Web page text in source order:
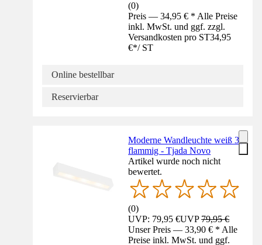
(0)
Preis — 34,95 € * Alle Preise
inkl. MwSt. und ggf. zzgl.
Versandkosten pro ST34,95
€*/ ST
Online bestellbar
Reservierbar
Moderne Wandleuchte weiß 3-
flammig - Tjada Novo
Artikel wurde noch nicht
bewertet.
(0)
UVP: 79,95 €UVP79,95 €
Unser Preis — 33,90 € * Alle
Preise inkl. MwSt. und ggf.